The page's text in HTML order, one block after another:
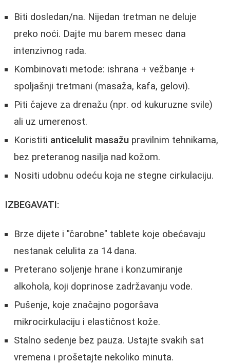
Biti dosledan/na. Nijedan tretman ne deluje
preko noći. Dajte mu barem mesec dana
intenzivnog rada.
Kombinovati metode: ishrana + vežbanje +
spoljašnji tretmani (masaža, kafa, gelovi).
Piti čajeve za drenažu (npr. od kukuruzne svile)
ali uz umerenost.
Koristiti anticelulit masažu pravilnim tehnikama,
bez preteranog nasilja nad kožom.
Nositi udobnu odeću koja ne stegne cirkulaciju.
IZBEGAVATI:
Brze dijete i "čarobne" tablete koje obećavaju
nestanak celulita za 14 dana.
Preterano soljenje hrane i konzumiranje
alkohola, koji doprinose zadržavanju vode.
Pušenje, koje značajno pogoršava
mikrocirkulaciju i elastičnost kože.
Stalno sedenje bez pauza. Ustajte svakih sat
vremena i prošetajte nekoliko minuta.